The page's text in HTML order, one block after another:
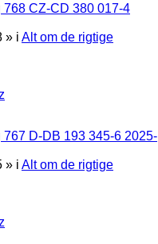
CZ-CD 380 017-4
» i Alt om de rigtige
D-DB 193 345-6 2025-
» i Alt om de rigtige